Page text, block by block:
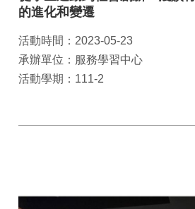
的進化和變遷
活動時間：2023-05-23
承辦單位：服務學習中心
活動學期：111-2